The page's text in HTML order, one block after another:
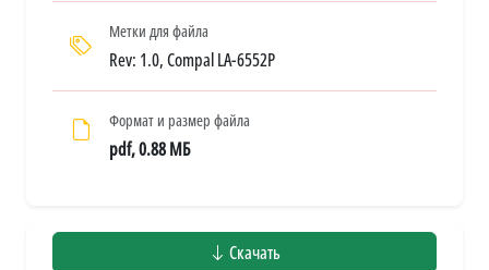
Метки для файла
Rev: 1.0, Compal LA-6552P
Формат и размер файла
pdf, 0.88 МБ
Скачать